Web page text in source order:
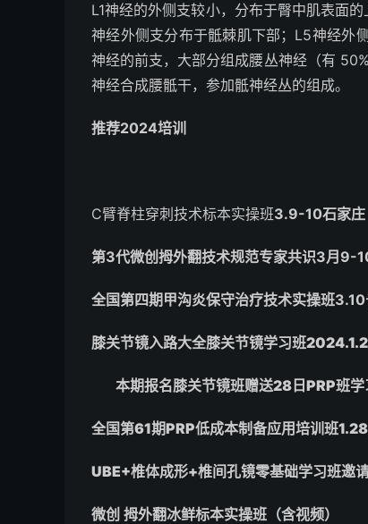
L1神经的外侧支较小，分布于臀中肌表面的
神经外侧支分布于骶棘肌下部；L5神经外
神经的前支，大部分组成腰丛神经（有
神经合成腰骶干，参加骶神经丛的组成。
推荐2024培训
C臂脊柱穿刺技术标本实操班3.9-10石家庄
第3代微创拇外翻技术规范专家共识3月9-
全国第四期甲沟炎保守治疗技术实操班
膝关节镜入路大全膝关节镜学习班
本期报名膝关节镜班赠送28日PRP班学
全国第61期PRP低成本制备应用培训班1.28
UBE+椎体成形+椎间孔镜零基础学习班邀
微创 拇外翻冰鲜标本实操班（含视频）